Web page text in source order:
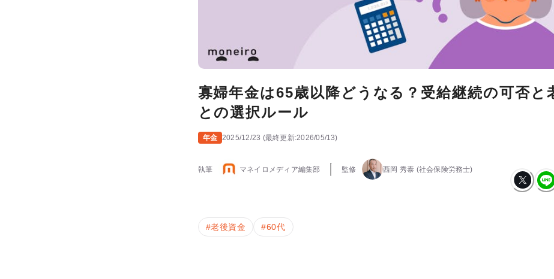
寡婦年金は65歳以降どうなる？受給継続の可否と
との選択ルール
年金 2025/12/23 (最終更新:2026/05/13)
執筆 マネイロメディア編集部 監修 西岡 秀泰 (社会保険労務士)
#老後資金 #60代